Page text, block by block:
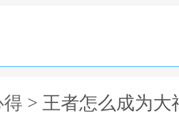
> 王者怎么成为